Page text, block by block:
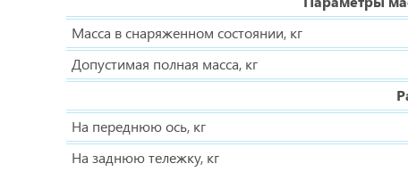
Масса в снаряженном состоянии, кг
Допустимая полная масса, кг
На переднюю ось, кг
На заднюю тележку, кг